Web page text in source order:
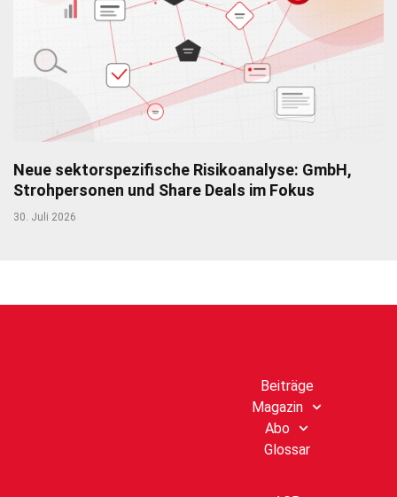
Neue sektorspezifische Risikoanalyse: GmbH,
Strohpersonen und Share Deals im Fokus
30. Juli 2026
Beiträge
Magazin
Abo
Glossar